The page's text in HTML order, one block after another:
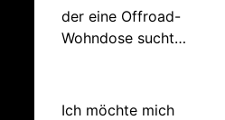
der eine Offroad-
Wohndose sucht…
Ich möchte mich